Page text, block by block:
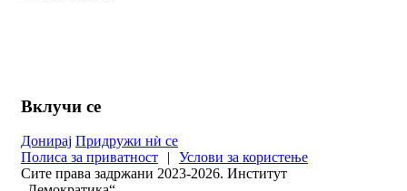
Вклучи се
Донирај Придружи нѝ се
Полиса за приватност
|
Услови за користење
Сите права задржани 2023-2026. Институт